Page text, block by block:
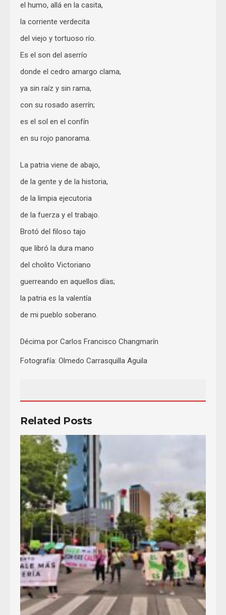
el humo, allá en la casita,
la corriente verdecita
del viejo y tortuoso río.
Es el son del aserrío
donde el cedro amargo clama,
ya sin raíz y sin rama,
con su rosado aserrín;
es el sol en el confín
en su rojo panorama.
La patria viene de abajo,
de la gente y de la historia,
de la limpia ejecutoria
de la fuerza y el trabajo.
Brotó del filoso tajo
que libró la dura mano
del cholito Victoriano
guerreando en aquellos días;
la patria es la valentía
de mi pueblo soberano.
Décima por Carlos Francisco Changmarín
Fotografía: Olmedo Carrasquilla Aguila
Related Posts